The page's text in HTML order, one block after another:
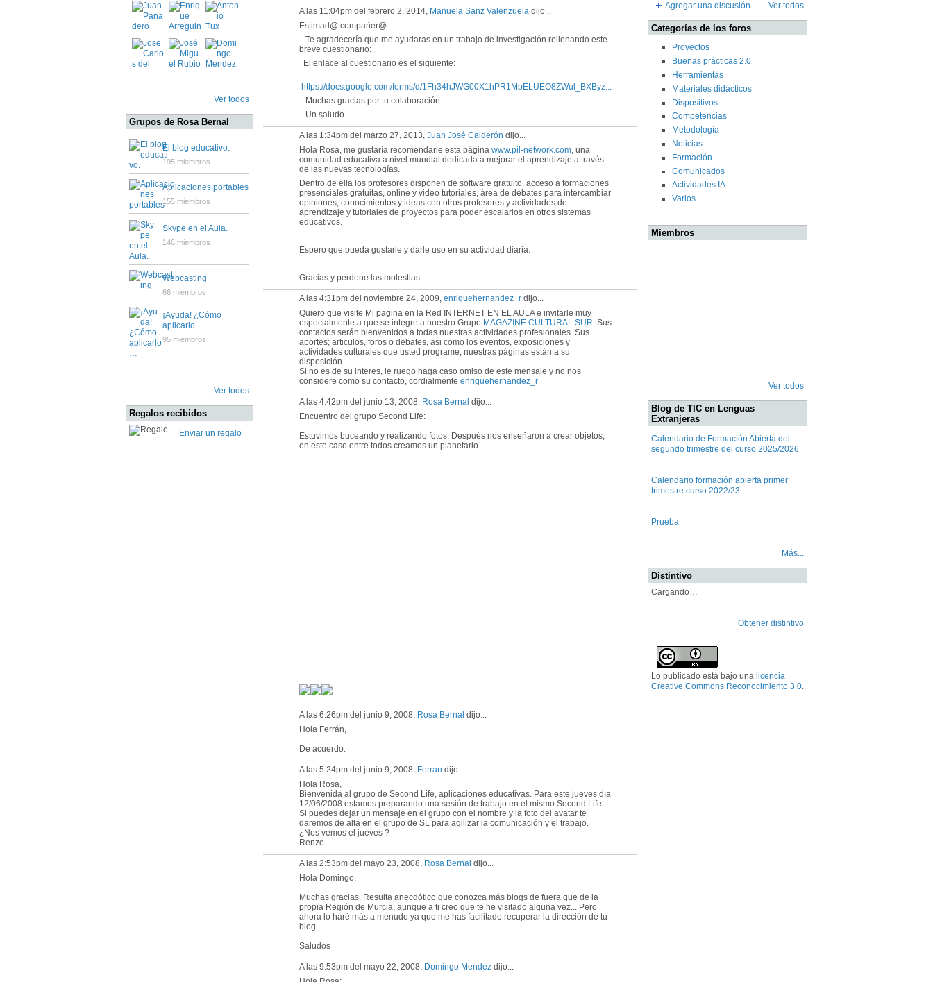
Ver todos
Grupos de Rosa Bernal
El blog educativo.
195 miembros
Aplicaciones portables
155 miembros
Skype en el Aula.
146 miembros
Webcasting
66 miembros
¡Ayuda! ¿Cómo
aplicarlo …
95 miembros
Ver todos
Regalos recibidos
Enviar un regalo
A las 11:04pm del febrero 2, 2014, Manuela Sanz Valenzuela dijo...
Estimad@ compañer@:
Te agradecería que me ayudaras en un trabajo de investigación rellenando este
breve cuestionario:
El enlace al cuestionario es el siguiente:
https://docs.google.com/forms/d/1Fh34hJWG00X1hPR1MpELUEO8ZWul_BXByz...
Muchas gracias por tu colaboración.
Un saludo
A las 1:34pm del marzo 27, 2013, Juan José Calderón dijo...
Hola Rosa, me gustaría recomendarle esta página www.pil-network.com, una
comunidad educativa a nivel mundial dedicada a mejorar el aprendizaje a través
de las nuevas tecnologías.
Dentro de ella los profesores disponen de software gratuito, acceso a formaciones
presenciales gratuitas, online y video tutoriales, área de debates para intercambiar
opiniones, conocimientos y ideas con otros profesores y actividades de
aprendizaje y tutoriales de proyectos para poder escalarlos en otros sistemas
educativos.
Espero que pueda gustarle y darle uso en su actividad diaria.
Gracias y perdone las molestias.
A las 4:31pm del noviembre 24, 2009, enriquehernandez_r dijo...
Quiero que visite Mi pagina en la Red INTERNET EN EL AULA e invitarle muy
especialmente a que se integre a nuestro Grupo MAGAZINE CULTURAL SUR. Sus
contactos serán bienvenidos a todas nuestras actividades profesionales. Sus
aportes; articulos, foros o debates, asi como los eventos, exposiciones y
actividades culturales que usted programe, nuestras páginas están a su
disposición.
Si no es de su interes, le ruego haga caso omiso de este mensaje y no nos
considere como su contacto, cordialmente enriquehernandez_r
A las 4:42pm del junio 13, 2008, Rosa Bernal dijo...
Encuentro del grupo Second Life:
Estuvimos buceando y realizando fotos. Después nos enseñaron a crear objetos,
en este caso entre todos creamos un planetario.
A las 6:26pm del junio 9, 2008, Rosa Bernal dijo...
Hola Ferrán,
De acuerdo.
A las 5:24pm del junio 9, 2008, Ferran dijo...
Hola Rosa,
Bienvenida al grupo de Second Life, aplicaciones educativas. Para este jueves día
12/06/2008 estamos preparando una sesión de trabajo en el mismo Second Life.
Si puedes dejar un mensaje en el grupo con el nombre y la foto del avatar te
daremos de alta en el grupo de SL para agilizar la comunicación y el trabajo.
¿Nos vemos el jueves ?
Renzo
A las 2:53pm del mayo 23, 2008, Rosa Bernal dijo...
Hola Domingo,
Muchas gracias. Resulta anecdótico que conozca más blogs de fuera que de la
propia Región de Murcia, aunque a ti creo que te he visitado alguna vez... Pero
ahora lo haré más a menudo ya que me has facilitado recuperar la dirección de tu
blog.
Saludos
A las 9:53pm del mayo 22, 2008, Domingo Mendez dijo...
Agregar una discusión Ver todos
Categorías de los foros
Proyectos
Buenas prácticas 2.0
Herramientas
Materiales didácticos
Dispositivos
Competencias
Metodología
Noticias
Formación
Comunicados
Actividades IA
Varios
Miembros
Ver todos
Blog de TIC en Lenguas
Extranjeras
Calendario de Formación Abierta del
segundo trimestre del curso 2025/2026
Calendario formación abierta primer
trimestre curso 2022/23
Prueba
Más...
Distintivo
Cargando…
Obtener distintivo
Lo publicado está bajo una licencia
Creative Commons Reconocimiento 3.0.